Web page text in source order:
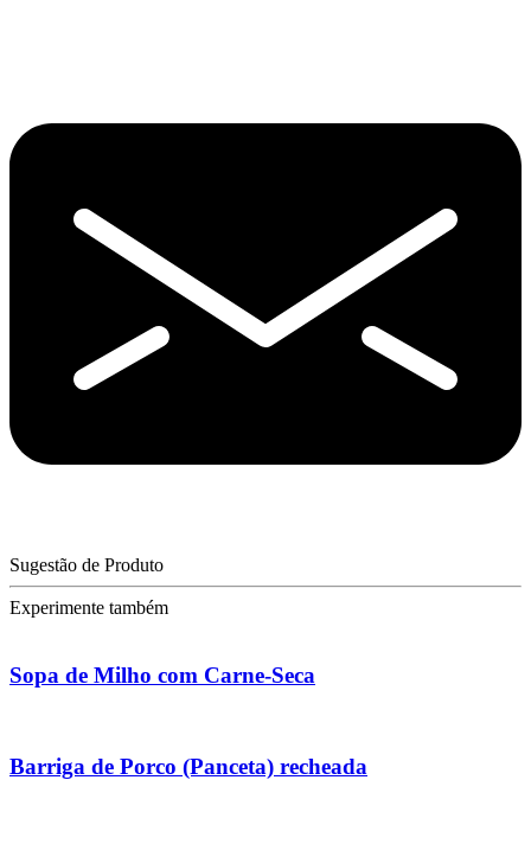
Sugestão de Produto
Experimente também
Sopa de Milho com Carne-Seca
Barriga de Porco (Panceta) recheada